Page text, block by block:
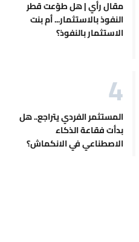
مقال رأي | هل طوّعت قطر
النفوذ بالاستثمار... أم بنت
الاستثمار بالنفوذ؟
المستثمر الفردي يتراجع.. هل
بدأت فقاعة الذكاء
الاصطناعي في الانكماش؟